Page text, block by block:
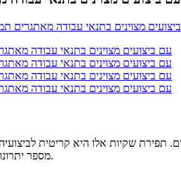
מספר יתרונות על פני סוגים אחרים של חוטים.